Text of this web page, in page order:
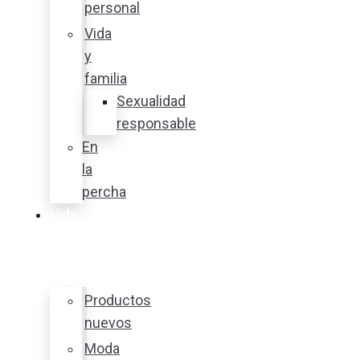
personal
Vida
y
familia
Sexualidad
responsable
En
la
percha
Productos
nuevos
Moda